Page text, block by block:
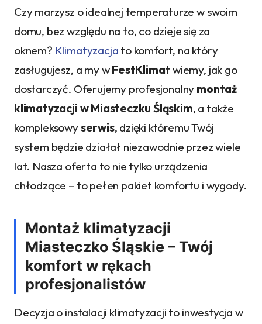
Czy marzysz o idealnej temperaturze w swoim
domu, bez względu na to, co dzieje się za
oknem? Klimatyzacja to komfort, na który
zasługujesz, a my wFestKlimat wiemy, jak go
dostarczyć. Oferujemy profesjonalny montaż
klimatyzacji w Miasteczku Śląskim, a także
kompleksowyserwis, dzięki któremu Twój
system będzie działał niezawodnie przez wiele
lat. Nasza oferta to nie tylko urządzenia
chłodzące – to pełen pakiet komfortu i wygody.
Montaż klimatyzacji
Miasteczko Śląskie – Twój
komfort w rękach
profesjonalistów
Decyzja o instalacji klimatyzacji to inwestycja w